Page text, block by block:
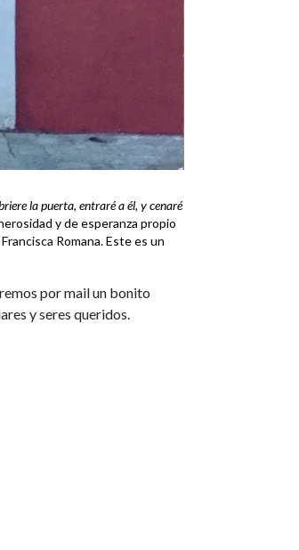
la puerta, entraré a él, y cenaré
y de esperanza propio
Romana. Este es un
por mail un bonito
y seres queridos.